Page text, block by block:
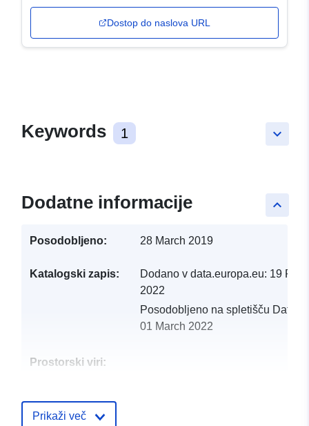
Dostop do naslova URL
keyboard_arrow_down
Keywords 1
keyboard_arrow_up
Dodatne informacije
Posodobljeno: 28 March 2019
Katalogski zapis: Dodano v data.europa.eu: 19
2022
Posodobljeno na spletišču
01 March 2022
Prostorski viri:
Prikaži več